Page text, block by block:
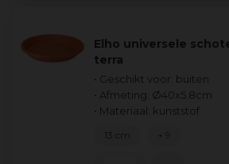
Elho universele
terra
• Geschikt voor: buiten
• Afmeting: Ø40x5.8cm
• Materiaal: kunststof
13 cm + 9